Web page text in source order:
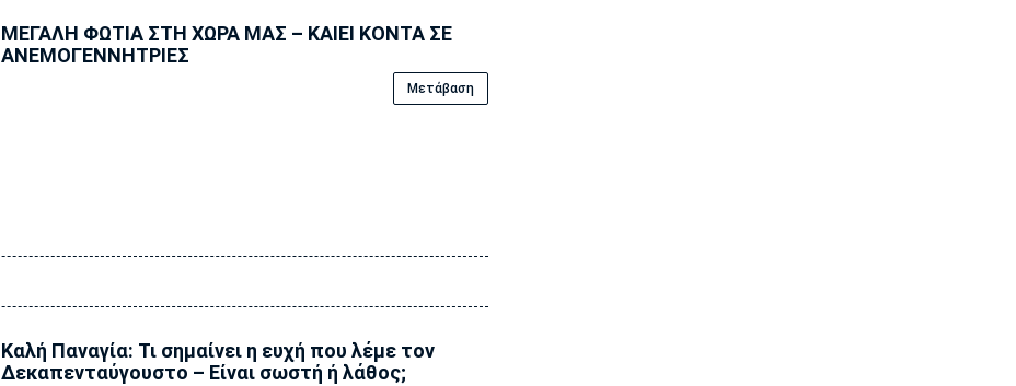
ΜΕΓΑΛΗ ΦΩΤΙΑ ΣΤΗ ΧΩΡΑ ΜΑΣ – ΚΑΙΕΙ ΚΟΝΤΑ ΣΕ
ΑΝΕΜΟΓΕΝΝΗΤΡΙΕΣ
Μετάβαση
Καλή Παναγία: Τι σημαίνει η ευχή που λέμε τον
Δεκαπενταύγουστο – Είναι σωστή ή λάθος;